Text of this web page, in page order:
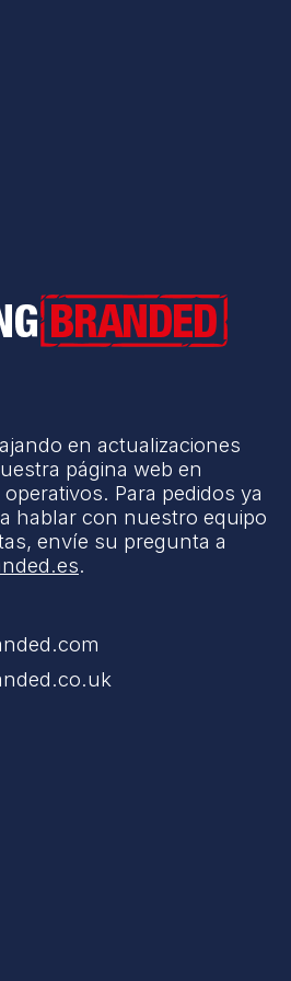
en actualizaciones
página web en
Para pedidos ya
hablar con nuestro equipo
envíe su pregunta a
.